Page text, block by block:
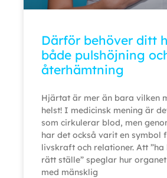
Därför behöver ditt
både pulshöjning
återhämtning
Hjärtat är mer än bara vilken
helst! I medicinsk mening är
som cirkulerar blod, men
har det också varit en symbol
livskraft och relationer. Att
rätt ställe” speglar hur
med mänsklig